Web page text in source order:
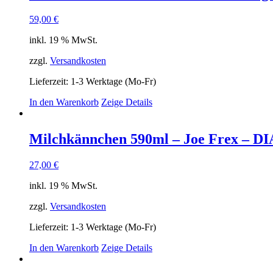
59,00 €
inkl. 19 % MwSt.
zzgl. Versandkosten
Lieferzeit: 1-3 Werktage (Mo-Fr)
In den Warenkorb Zeige Details
Milchkännchen 590ml – Joe Frex –
27,00 €
inkl. 19 % MwSt.
zzgl. Versandkosten
Lieferzeit: 1-3 Werktage (Mo-Fr)
In den Warenkorb Zeige Details